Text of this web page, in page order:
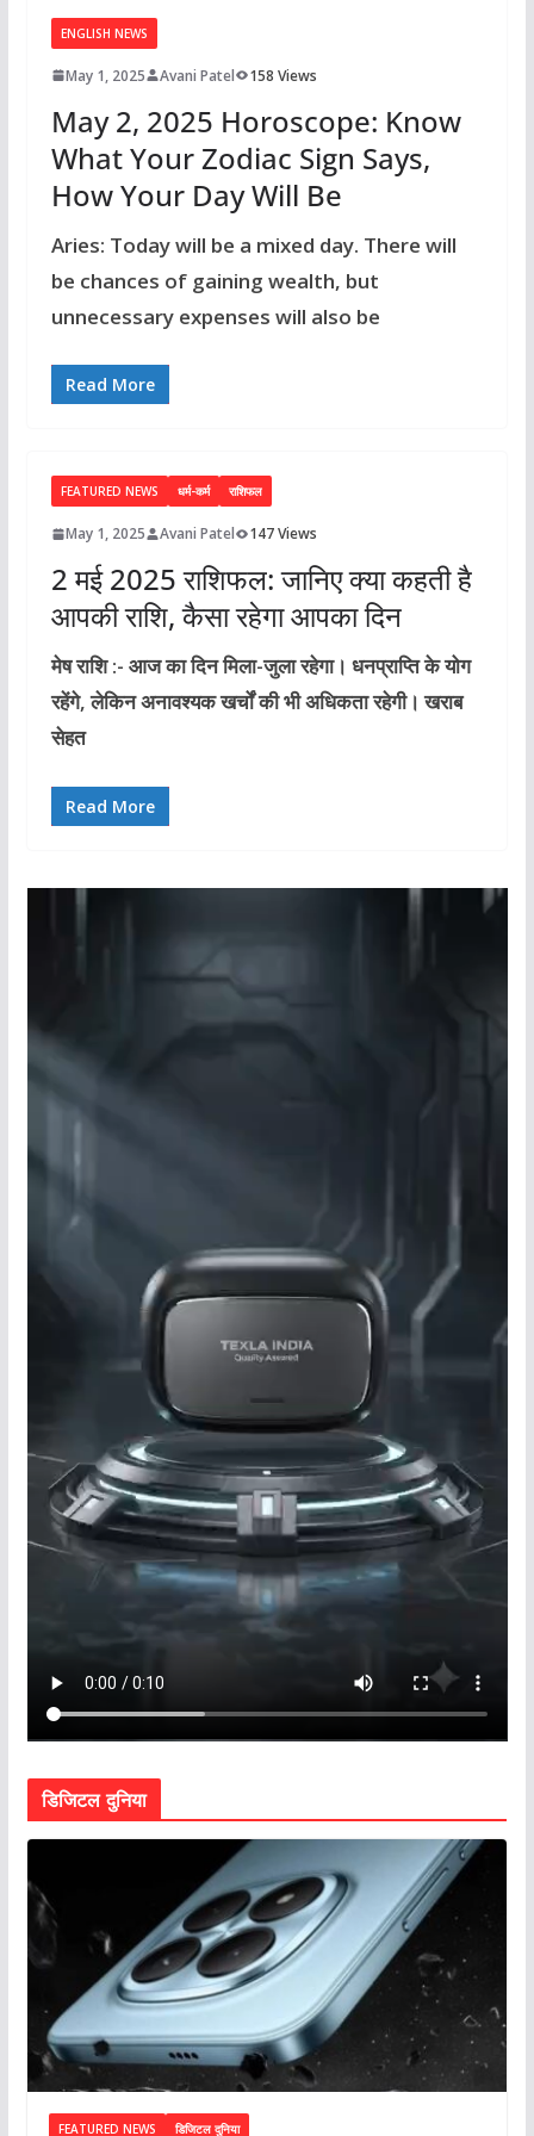
ENGLISH NEWS
May 1, 2025 Avani Patel 158 Views
May 2, 2025 Horoscope: Know
What Your Zodiac Sign Says,
How Your Day Will Be
Aries: Today will be a mixed day. There will
be chances of gaining wealth, but
unnecessary expenses will also be
Read More
FEATURED NEWS धर्म-कर्म राशिफल
May 1, 2025 Avani Patel 147 Views
2 मई 2025 राशिफल: जानिए क्या कहती है
आपकी राशि, कैसा रहेगा आपका दिन
मेष राशि :- आज का दिन मिला-जुला रहेगा। धनप्राप्ति के योग
रहेंगे, लेकिन अनावश्यक खर्चों की भी अधिकता रहेगी। खराब
सेहत
Read More
डिजिटल दुनिया
FEATURED NEWS डिजिटल दुनिया